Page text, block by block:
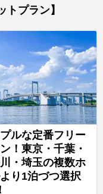
トプラン】
ルな定番フリー
！東京・千葉・
・埼玉の複数ホ
り1泊づつ選択